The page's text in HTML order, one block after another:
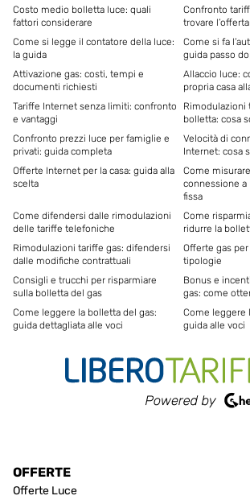
Costo medio bolletta luce: quali
fattori considerare
Confronto
trovare
Come si legge il contatore della luce:
la guida
Come si fa
guida passo
Attivazione gas: costi, tempi e
documenti richiesti
Allaccio luce:
propria casa
Tariffe Internet senza limiti: confronto
e vantaggi
Rimodulazioni
bolletta: cosa
Confronto prezzi luce per famiglie e
privati: guida completa
Velocità di
Internet: cosa
Offerte Internet per la casa: guida alla
scelta
Come
connessione a
fissa
Come difendersi dalle rimodulazioni
delle tariffe telefoniche
Come
ridurre la
Rimodulazioni tariffe gas: difendersi
dalle modifiche contrattuali
Offerte gas
tipologie
Consigli e trucchi per risparmiare
sulla bolletta del gas
Bonus e
gas: come
Come leggere la bolletta del gas:
guida dettagliata alle voci
Come leggere
guida alle voci
OFFERTE
Offerte Luce